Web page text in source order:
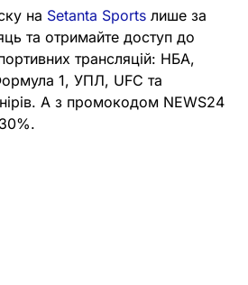
на Setanta Sports лише за
та отримайте доступ до
трансляцій: НБА,
1, УПЛ, UFC та
А з промокодом NEWS24